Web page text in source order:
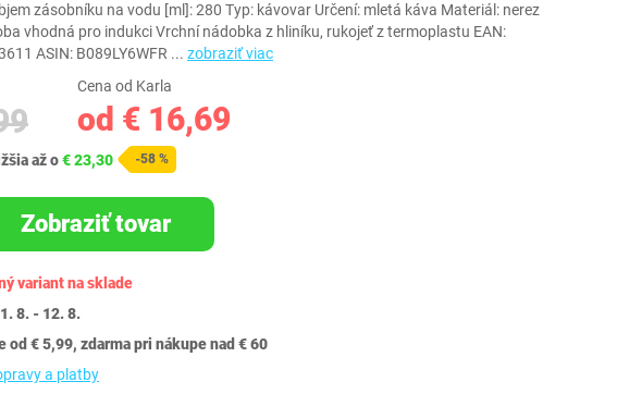
zásobníku na vodu [ml]: 280 Typ: kávovar Určení: mletá káva Materiál: nerez
vhodná pro indukci Vrchní nádobka z hliníku, rukojeť z termoplastu EAN:
ASIN: B089LY6WFR ... zobraziť viac
Cena od Karla
od € 16,69
až o€ 23,30 -58 %
Zobraziť tovar
variant na sklade
8. - 12. 8.
od € 5,99, zdarma pri nákupe nad € 60
a platby